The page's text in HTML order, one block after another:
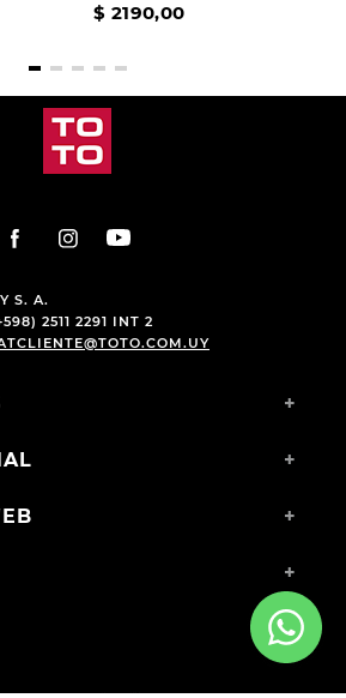
$ 2190,00
S. A.
2511 2291 INT 2
+
+
+
+